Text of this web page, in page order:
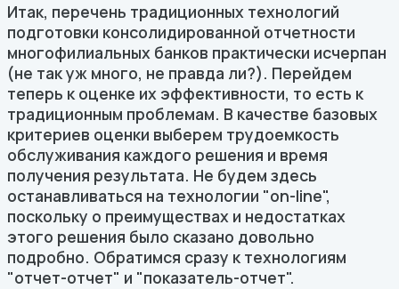
Итак, перечень традиционных технологий
подготовки консолидированной отчетности
многофилиальных банков практически исчерпан
(не так уж много, не правда ли?). Перейдем
теперь к оценке их эффективности, то есть к
традиционным проблемам. В качестве базовых
критериев оценки выберем трудоемкость
обслуживания каждого решения и время
получения результата. Не будем здесь
останавливаться на технологии "on-line",
поскольку о преимуществах и недостатках
этого решения было сказано довольно
подробно. Обратимся сразу к технологиям
"отчет-отчет" и "показатель-отчет".